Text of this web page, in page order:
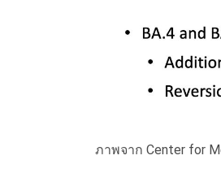
ภาพจาก Center for